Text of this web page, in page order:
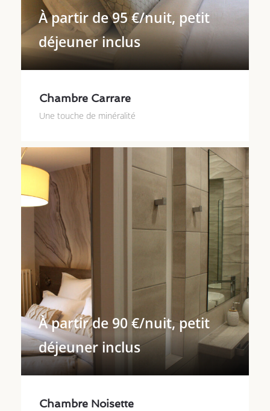
À partir de 95 €/nuit, petit
déjeuner inclus
Chambre Carrare
Une touche de minéralité
À partir de 90 €/nuit, petit
déjeuner inclus
Chambre Noisette